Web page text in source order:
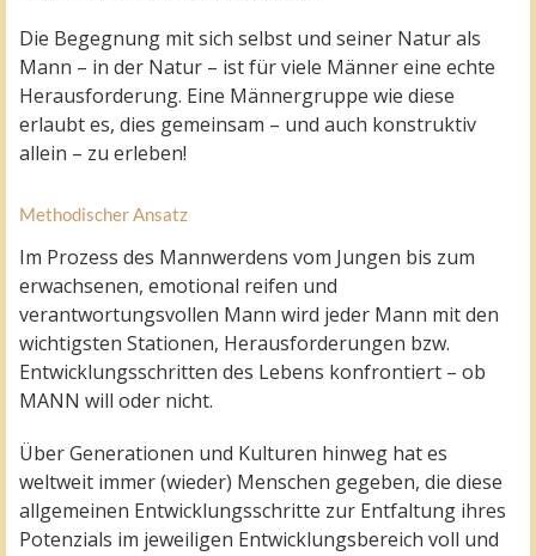
Die Begegnung mit sich selbst und seiner Natur als
Mann – in der Natur – ist für viele Männer eine echte
Herausforderung. Eine Männergruppe wie diese
erlaubt es, dies gemeinsam – und auch konstruktiv
allein – zu erleben!
Methodischer Ansatz
Im Prozess des Mannwerdens vom Jungen bis zum
erwachsenen, emotional reifen und
verantwortungsvollen Mann wird jeder Mann mit den
wichtigsten Stationen, Herausforderungen bzw.
Entwicklungsschritten des Lebens konfrontiert – ob
MANN will oder nicht.
Über Generationen und Kulturen hinweg hat es
weltweit immer (wieder) Menschen gegeben, die diese
allgemeinen Entwicklungsschritte zur Entfaltung ihres
Potenzials im jeweiligen Entwicklungsbereich voll und